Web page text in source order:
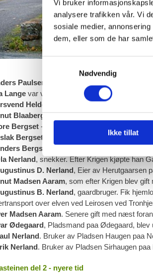
Vi bruker
analysere trafikken vår. Vi
sosiale medier,
dem, eller som de har
Samtykkevalg
Nødvendig
Ikke tillat
Paulsen Lange
Lange var vistnok med baade ved Trangen
Helde
. Bruker av Pladsen Helderabben.
Blaaberghaug- der senere bykslet
Bergset - faldt i Slaget ved Trangen 1808.
Bergset
Bergset
Nerland, snekker. Efter Krigen kjøpte han
D. Nerland, Eier av Herutgaarsen
Madsen Aaram, som efter Krigen blev
B. Nerland, gaardbruger. Fik
over elven ved Leirosen ved
Madsen Aaram. Senere gift med næst
Ødegaard, Pladsmand paa Ødegaard, blev
Nerland. Bruker av Pladsen Haugen paa
Nerland. Bruker av Pladsen Sirhaugen paa
del 2 - nyere tid